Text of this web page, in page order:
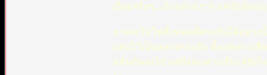
เยี่ยมจริงๆ....ถ้าอย่างเราๆ แค่นับย้
อาจจะไม่ใช่ทั้งหมดที่ตรงกันได้อย่าง
แสนไว้เป็นหลายๆระดับ ตั้งแต่เศาะ
หลั่นกันลงไป แต่ถึงจะเศาะเฮียะห์ยั